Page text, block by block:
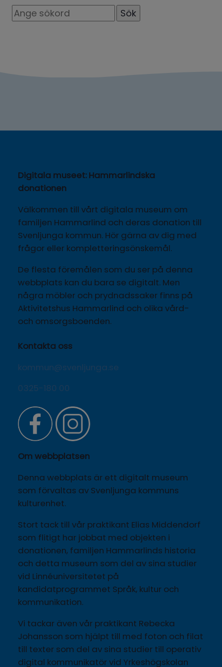
Sök
Digitala museet: Hammarlindska
donationen
Välkommen till vårt digitala museum om
familjen Hammarlind och deras donation till
Svenljunga kommun. Hör gärna av dig med
frågor eller kompletteringsönskemål.
De flesta föremålen som du ser på denna
webbplats kan du bara se digitalt. Men
några möbler och prydnadssaker finns på
Aktivitetshus Hammarlind och olika vård-
och omsorgsboenden.
Kontakta oss
kommun@svenljunga.se
0325-180 00
Om webbplatsen
Denna webbplats är ett digitalt museum
som förvaltas av Svenljunga kommuns
kulturenhet.
Stort tack till vår praktikant Elias Middendorf
som flitigt har jobbat med objekten i
donationen, familjen Hammarlinds historia
och detta museum som del av sina studier
vid Linnéuniversitetet på
kandidatprogrammet Språk, kultur och
kommunikation.
Vi tackar även vår praktikant Rebecka
Johansson som hjälpt till med foton och filat
till texter som del av sina studier till operativ
digital kommunikatör vid Yrkeshögskolan